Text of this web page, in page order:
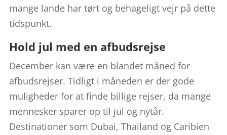
mange lande har tørt og behageligt vejr på dette
tidspunkt.
Hold jul med en afbudsrejse
December kan være en blandet måned for
afbudsrejser. Tidligt i måneden er der gode
muligheder for at finde billige rejser, da mange
mennesker sparer op til jul og nytår.
Destinationer som Dubai, Thailand og Caribien